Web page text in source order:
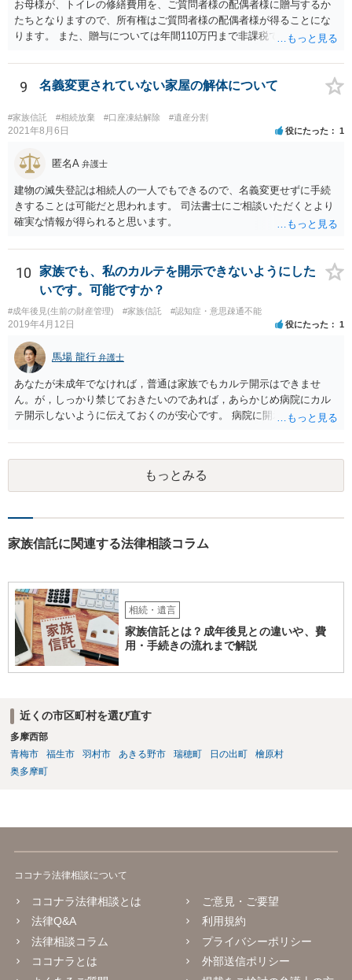
お母様が、トイレの修繕費用を、ご質問者様の配偶者様に贈与するか
たちとなりますので、所有権はご質問者様の配偶者様が得ることにな
ります。 また、贈与については年間110万円まで非課税であり、トイ
9 名義変更されていない家屋の解体について
#家族信託 #相続放棄 #口座凍結解除 #遺産分割
2021年8月6日 役にたった 1
匿名A 弁護士
建物の滅失登記は相続人の一人でもできるので、名義変更せずに手続
きすることは可能だと思われます。 司法書士にご相談いただくとより
確実な情報が得られると思います。
10
家族でも、私のカルテを開示できないようにした
いです。可能ですか？
#成年後見(生前の財産管理) #家族信託 #認知症・意思疎通不能
2019年4月12日 役にたった 1
馬場 龍行 弁護士
あなたが未成年でなければ，普通は家族でもカルテ開示はできませ
ん。が，しっかり禁じておきたいのであれば，あらかじめ病院にカル
テ開示しないように伝えておくのが安心です。 病院に開示しないよう
可能性は低いのでコストパフォーマンスとしてはどうかなという感じ
がします。
もっとみる
家族信託に関連する法律相談コラム
相続・遺言
家族信託とは？成年後見との違いや、費
用・手続きの流れまで解説
近くの市区町村を選び直す
多摩西部
青梅市
福生市 羽村市 あきる野市 瑞穂町 日の出町
檜原村
奥多摩町
ココナラ法律相談について
ココナラ法律相談とは
法律Q&A
法律相談コラム
ココナラとは
ご意見・ご要望
利用規約
プライバシーポリシー
外部送信ポリシー